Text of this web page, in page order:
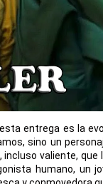
entrega es la
sino un
valiente,
humano, un